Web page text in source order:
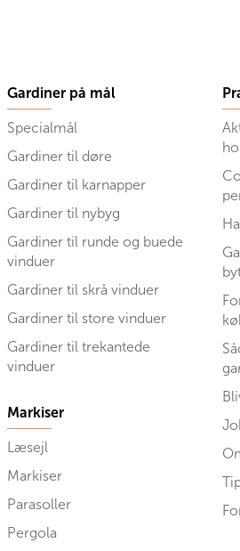
Gardiner på mål
Specialmål
Gardiner til døre
Gardiner til karnapper
Gardiner til nybyg
Gardiner til runde og buede
vinduer
Gardiner til skrå vinduer
Gardiner til store vinduer
Gardiner til trekantede
vinduer
Markiser
Læsejl
Markiser
Parasoller
Pergola